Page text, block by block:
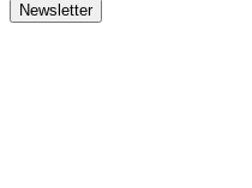
Newsletter